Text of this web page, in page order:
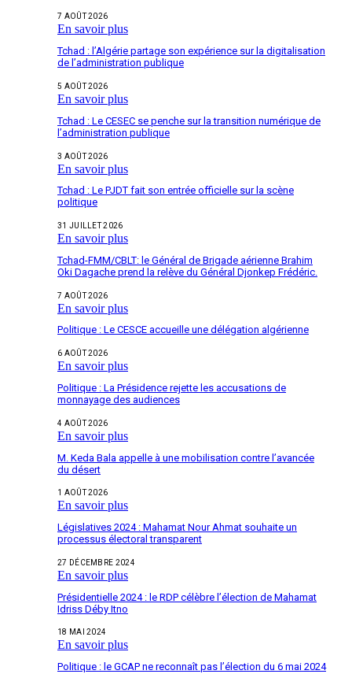
7 AOÛT 2026
En savoir plus
Tchad : l’Algérie partage son expérience sur la digitalisation
de l’administration publique
5 AOÛT 2026
En savoir plus
Tchad : Le CESEC se penche sur la transition numérique de
l’administration publique
3 AOÛT 2026
En savoir plus
Tchad : Le PJDT fait son entrée officielle sur la scène
politique
31 JUILLET 2026
En savoir plus
Tchad-FMM/CBLT: le Général de Brigade aérienne Brahim
Oki Dagache prend la relève du Général Djonkep Frédéric.
7 AOÛT 2026
En savoir plus
Politique : Le CESCE accueille une délégation algérienne
6 AOÛT 2026
En savoir plus
Politique : La Présidence rejette les accusations de
monnayage des audiences
4 AOÛT 2026
En savoir plus
M. Keda Bala appelle à une mobilisation contre l’avancée
du désert
1 AOÛT 2026
En savoir plus
Législatives 2024 : Mahamat Nour Ahmat souhaite un
processus électoral transparent
27 DÉCEMBRE 2024
En savoir plus
Présidentielle 2024 : le RDP célèbre l’élection de Mahamat
Idriss Déby Itno
18 MAI 2024
En savoir plus
Politique : le GCAP ne reconnaît pas l’élection du 6 mai 2024